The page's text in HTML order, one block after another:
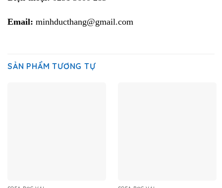
Email: minhducthang@gmail.com
SẢN PHẨM TƯƠNG TỰ